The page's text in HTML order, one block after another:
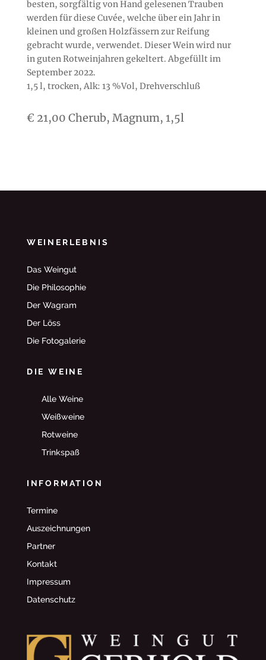
besten, sorgfältig von Hand gelesenen Trauben
werden für diese Cuvée, welche über ein Jahr in
kleinen und großen Holzfässern zur Reifung
gebracht wurde, verwendet. Dieser Wein wird nur
in guten Rotweinjahren gekeltert. Abgefüllt im
September 2022.
1,5 l, trocken, Alk: 13 %Vol, Drehverschluß
€ 21,00 Cherub, Magnum, 1,5l
WEINERLEBNIS
Das Weingut
Die Philosophie
Der Wagram
Der Löss
Die Fotogalerie
DIE WEINE
Alle Weine
Weißweine
Rotweine
Trinkspaß
INFORMATION
Termine
Auszeichnungen
Partner
Kontakt
Impressum
Datenschutz